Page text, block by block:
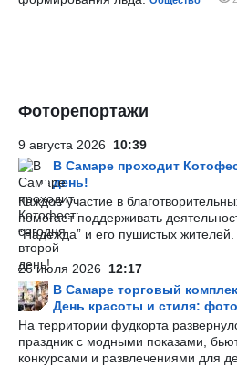
Фоторепортажи
9 августа 2026 10:39
В Самаре проходит
день!
Каждое участие в
помогает поддерживать
“Надежда” и его пушистых жителей.
26 июля 2026 12:17
В Самаре торговый
День красоты и стиля: фото
На территории фудкорта
праздник с модными показами,
конкурсами и развлечениями для